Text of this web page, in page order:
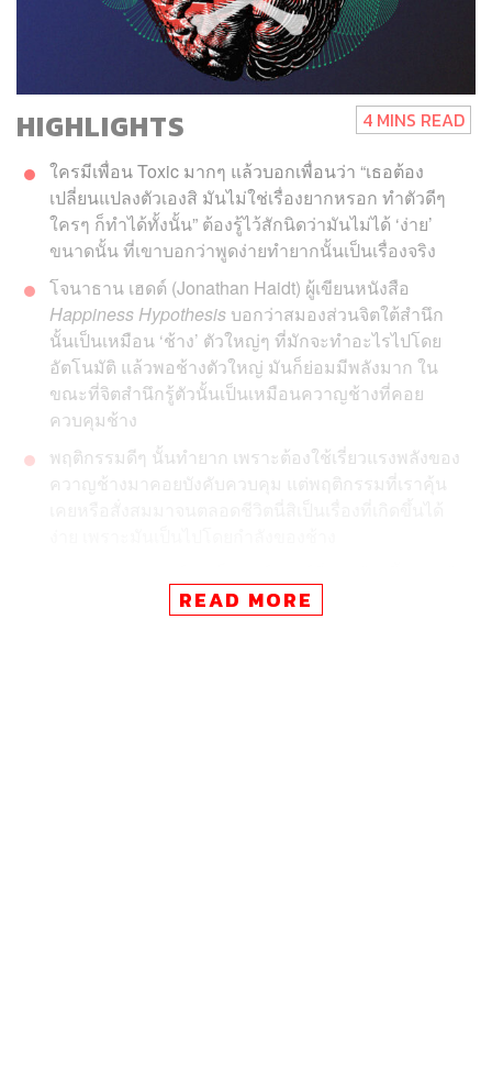
HIGHLIGHTS 4 MINS READ
ใครมีเพื่อน Toxic มากๆ แล้วบอกเพื่อนว่า “เธอต้อง
เปลี่ยนแปลงตัวเองสิ มันไม่ใช่เรื่องยากหรอก ทำตัวดีๆ
ใครๆ ก็ทำได้ทั้งนั้น” ต้องรู้ไว้สักนิดว่ามันไม่ได้ ‘ง่าย’
ขนาดนั้น ที่เขาบอกว่าพูดง่ายทำยากนั้นเป็นเรื่องจริง
โจนาธาน เฮดต์ (Jonathan Haidt) ผู้เขียนหนังสือ
Happiness Hypothesisบอกว่าสมองส่วนจิตใต้สำนึก
นั้นเป็นเหมือน ‘ช้าง’ ตัวใหญ่ๆ ที่มักจะทำอะไรไปโดย
อัตโนมัติ แล้วพอช้างตัวใหญ่ มันก็ย่อมมีพลังมาก ใน
ขณะที่จิตสำนึกรู้ตัวนั้นเป็นเหมือนควาญช้างที่คอย
ควบคุมช้าง
พฤติกรรมดีๆ นั้นทำยาก เพราะต้องใช้เรี่ยวแรงพลังของ
ควาญช้างมาคอยบังคับควบคุม แต่พฤติกรรมที่เราคุ้น
จะไปเปลี่ยนที่ตัวเครื่องนั้นไม่ได้ แต่สิ่งที่เปลี่ยนได้ ก็คือ
READ MORE